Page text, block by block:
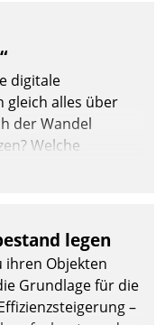
digitale
gleich alles über
der Wandel
Welche
legen
ihren Objekten
Grundlage für die
–